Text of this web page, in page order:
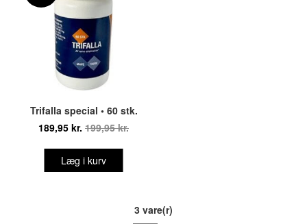
Trifalla special • 60 stk.
189,95 kr. 199,95 kr.
Læg i kurv
3 vare(r)